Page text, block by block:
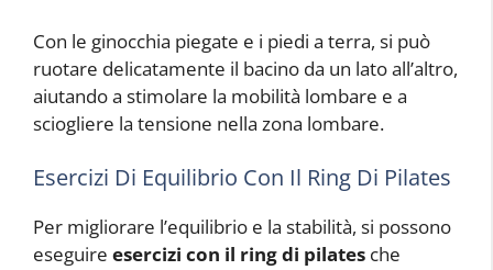
Con le ginocchia piegate e i piedi a terra, si può
ruotare delicatamente il bacino da un lato all’altro,
aiutando a stimolare la mobilità lombare e a
sciogliere la tensione nella zona lombare.
Esercizi Di Equilibrio Con Il Ring Di Pilates
Per migliorare l’equilibrio e la stabilità, si possono
eseguire esercizi con il ring di pilates che